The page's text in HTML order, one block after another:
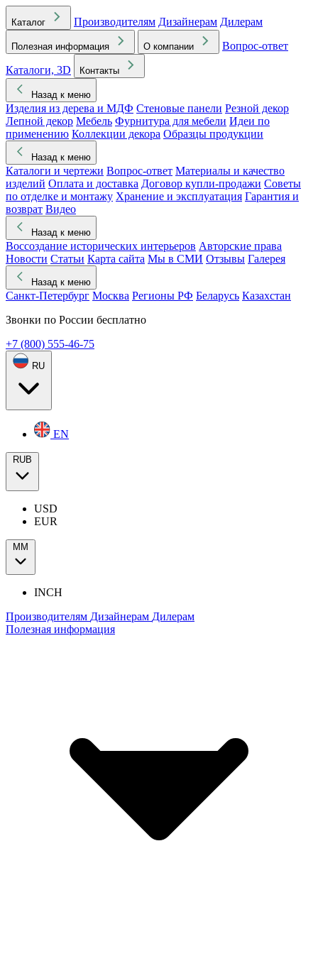
Каталог Производителям Дизайнерам Дилерам
Полезная информация О компании
Вопрос-ответ
Каталоги, 3D
Контакты
Назад к меню
Изделия из дерева и МДФ Стеновые панели Резной декор
Лепной декор Мебель Фурнитура для мебели Идеи по
применению Коллекции декора Образцы продукции
Назад к меню
Каталоги и чертежи Вопрос-ответ Материалы и качество
изделий Оплата и доставка Договор купли-продажи Советы
по отделке и монтажу Хранение и эксплуатация Гарантия и
возврат Видео
Назад к меню
Воссоздание исторических интерьеров Авторские права
Новости Статьи Карта сайта Мы в СМИ Отзывы Галерея
Назад к меню
Санкт-Петербург Москва Регионы РФ Беларусь Казахстан
Звонки по России бесплатно
+7 (800) 555-46-75
RU
EN
RUB
USD
EUR
ММ
INCH
Производителям Дизайнерам Дилерам
Полезная информация